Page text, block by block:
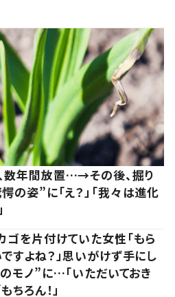
数年間放置…→その後、掘り
姿”に「え？」「我々は進化
ゴを片付けていた女性「もら
すよね？」思いがけず手にし
モノ”に…「いただいておき
ちろん！」